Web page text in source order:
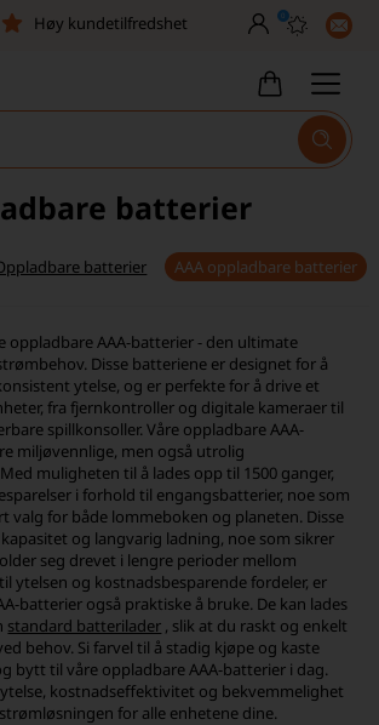
5 arbeidsdager
avgifter inkludert
27–32
Høy kundetilfredshet
0
batterier
batterier AAA oppladbare batterier
oppladbare AAA-batterier - den ultimate
Disse batteriene er designet for å
ytelse, og er perfekte for å drive et
fra fjernkontroller og digitale kameraer til
spillkonsoller. Våre oppladbare AAA-
miljøvennlige, men også utrolig
muligheten til å lades opp til 1500 ganger,
i forhold til engangsbatterier, noe som
valg for både lommeboken og planeten. Disse
og langvarig ladning, noe som sikrer
seg drevet i lengre perioder mellom
ytelsen og kostnadsbesparende fordeler, er
batterier også praktiske å bruke. De kan lades
standard batterilader , slik at du raskt og enkelt
behov. Si farvel til å stadig kjøpe og kaste
bytt til våre oppladbare AAA-batterier i dag.
kostnadseffektivitet og bekvemmelighet
for alle enhetene dine.